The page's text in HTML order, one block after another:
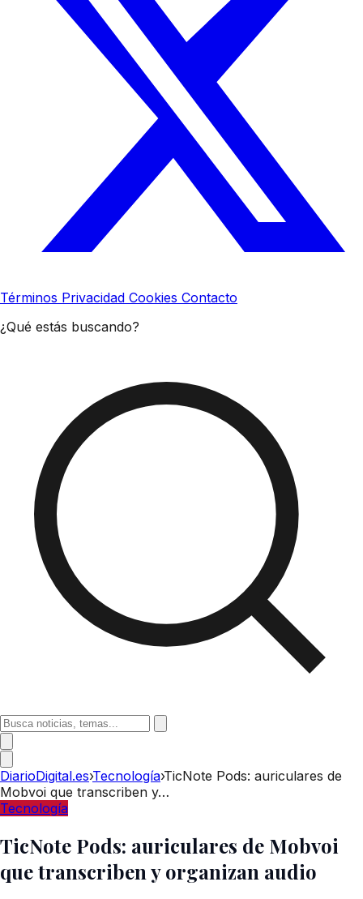
Términos Privacidad Cookies Contacto
¿Qué estás buscando?
DiarioDigital.es›Tecnología›TicNote Pods: auriculares de
Mobvoi que transcriben y…
Tecnología
TicNote Pods: auriculares de Mobvoi
que transcriben y organizan audio